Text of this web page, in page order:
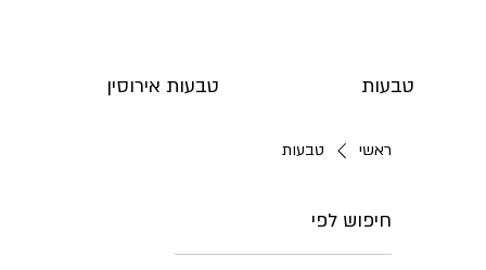
ראשי טבעות
חיפוש לפי
טבעות אירוסין טבעות